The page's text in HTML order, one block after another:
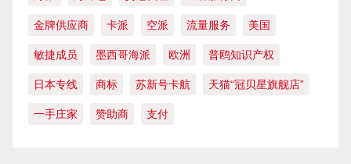
金牌供应商 卡派 空派 流量服务 美国
敏捷成员 墨西哥海派 欧洲 普鸥知识产权
日本专线 商标 苏新号卡航 天猫“冠贝星旗舰店”
一手庄家 赞助商 支付